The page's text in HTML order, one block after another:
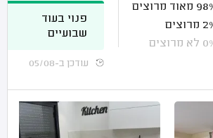
מאוד מרוצים
מרוצים
לא מרוצים
פנוי בעוד
שבועיים
עודכן ב-05/08